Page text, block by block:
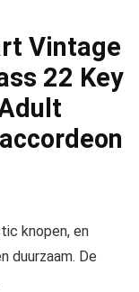
Vintage
22 Key
knopen, en
duurzaam. De